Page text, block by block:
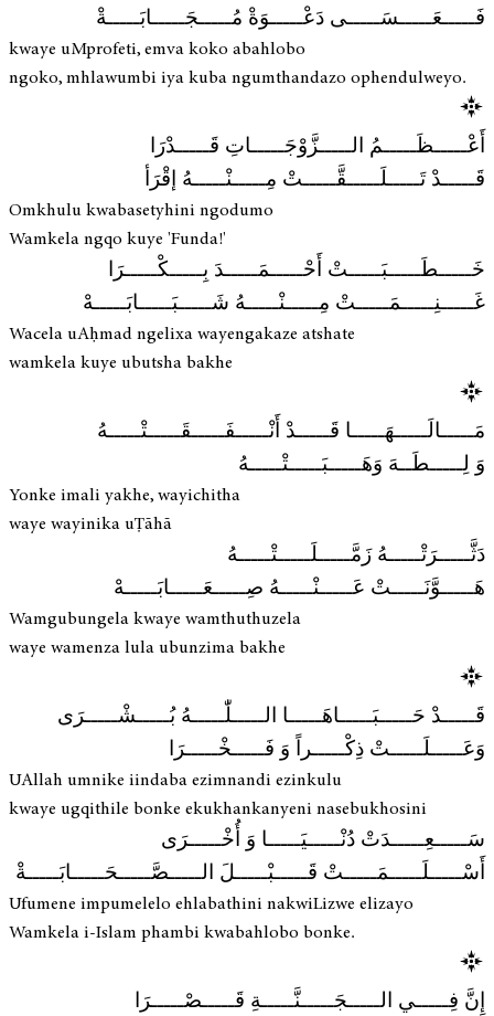
فَـــــعَـــــسَـــــى دَعْـــــوَةْ مُـــــجَـــــابَـــــةْ
kwaye uMprofeti, emva koko abahlobo
ngoko, mhlawumbi iya kuba ngumthandazo ophendulweyo.
أَعْـــــظَـــــمُ الـــــزَّوْجَـــــاتِ قَـــــدْرَا
قَـــــدْ تَـــــلَـــــقَّـــــتْ مِـــــنْـــــهُ إقْرَأ
Omkhulu kwabasetyhini ngodumo
Wamkela ngqo kuye 'Funda!'
خَـــــطَـــــبَـــــتْ أَحْـــــمَـــــدَ بِـــــكْـــــرَا
غَـــــنِـــــمَـــــتْ مِـــــنْـــــهُ شَـــــبَـــــابَـــــهْ
Wacela uAḥmad ngelixa wayengakaze atshate
wamkela kuye ubutsha bakhe
مَـــــالَـــــهَـــــا قَـــــدْ أَنْـــــفَـــــقَـــــتْـــــهُ
وَ لِـــــطَــهَ وَهَـــــبَـــــتْـــــهُ
Yonke imali yakhe, wayichitha
waye wayinika uṬāhā
دَثَّـــــرَتْـــــهُ زَمَّـــــلَـــــتْـــــهُ
هَـــــوَّنَـــــتْ عَـــــنْـــــهُ صِـــــعَـــــابَـــــهْ
Wamgubungela kwaye wamthuthuzela
waye wamenza lula ubunzima bakhe
قَـــــدْ حَـــــبَـــــاهَـــــا الـــــلّٰـــــهُ بُـــــشْـــــرَى
وَعَـــــلَـــــتْ ذِكْـــــراً وَ فَـــــخْـــــرَا
UAllah umnike iindaba ezimnandi ezinkulu
kwaye ugqithile bonke ekukhankanyeni nasebukhosini
سَـــــعِـــــدَتْ دُنْـــــيَـــــا وَ أُخْـــــرَى
أَسْـــــلَـــــمَـــــتْ قَـــــبْـــــلَ الـــــصَّـــــحَـــــابَـــــةْ
Ufumene impumelelo ehlabathini nakwiLizwe elizayo
Wamkela i-Islam phambi kwabahlobo bonke.
إِنَّ فِـــــي الـــــجَـــــنَّـــــةِ قَـــــصْـــــرَا